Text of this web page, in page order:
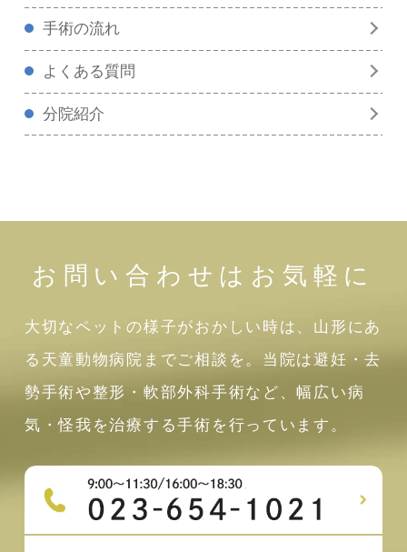
手術の流れ
よくある質問
分院紹介
お問い合わせはお気軽に
大切なペットの様子がおかしい時は、山形にあ
る天童動物病院までご相談を。当院は避妊・去
勢手術や整形・軟部外科手術など、幅広い病
気・怪我を治療する手術を行っています。